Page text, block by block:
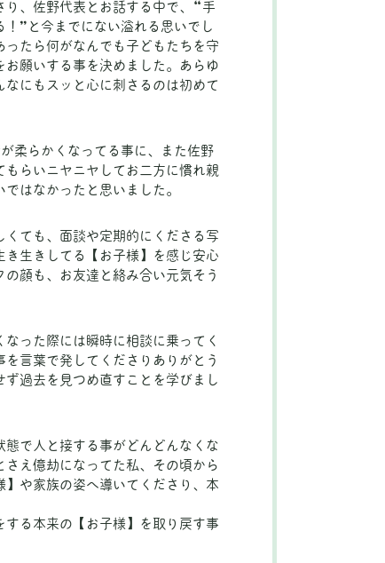
、佐野代表とお話する中で、“手
”と今までにない溢れる思いでし
たら何がなんでも子どもたちを守
願いする事を決めました。あらゆ
にもスッと心に刺さるのは初めて
柔らかくなってる事に、また佐野
らいニヤニヤしてお二方に慣れ親
はなかったと思いました。
ても、面談や定期的にくださる写
生きしてる【お子様】を感じ安心
顔も、お友達と絡み合い元気そう
った際には瞬時に相談に乗ってく
言葉で発してくださりありがとう
過去を見つめ直すことを学びまし
で人と接する事がどんどんなくな
え億劫になってた私、その頃から
や家族の姿へ導いてくださり、本
する本来の【お子様】を取り戻す事